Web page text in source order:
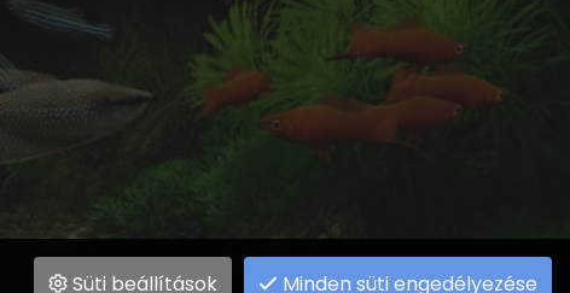
Süti beállítások Minden süti engedélyezése